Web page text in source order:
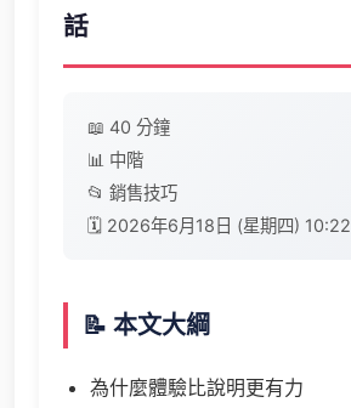
話
📖 40 分鐘
📊 中階
📂 銷售技巧
🗓️ 2026年6月18日 (星期四) 10:22
📝 本文大綱
為什麼體驗比說明更有力